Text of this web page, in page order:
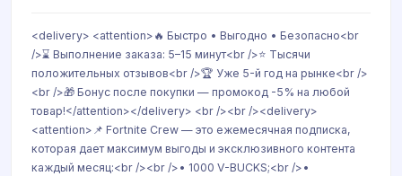
<delivery> <attention>🔥 Быстро • Выгодно • Безопасно<br
/>⌛ Выполнение заказа: 5–15 минут<br />⭐ Тысячи
положительных отзывов<br />🏆 Уже 5-й год на рынке<br />
<br />🎁 Бонус после покупки — промокод -5% на любой
товар!</attention></delivery> <br /><br /><delivery>
<attention>📌 Fortnite Crew — это ежемесячная подписка,
которая дает максимум выгоды и эксклюзивного контента
каждый месяц:<br /><br />• 1000 V-BUCKS;<br />•